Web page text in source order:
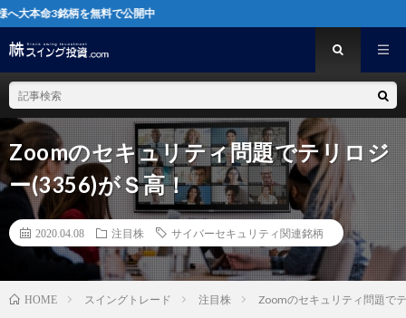
を無料で公開中
Zoomのセキュリティ問題でテリロジ
ー(3356)がＳ高！
2020.04.08 注目株 サイバーセキュリティ関連銘柄
HOME スイングトレード 注目株 Zoomのセキュリティ問題で